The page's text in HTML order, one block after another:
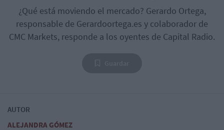
¿Qué está moviendo el mercado? Gerardo Ortega,
responsable de Gerardoortega.es y colaborador de
CMC Markets, responde a los oyentes de Capital Radio.
AUTOR
ALEJANDRA GÓMEZ